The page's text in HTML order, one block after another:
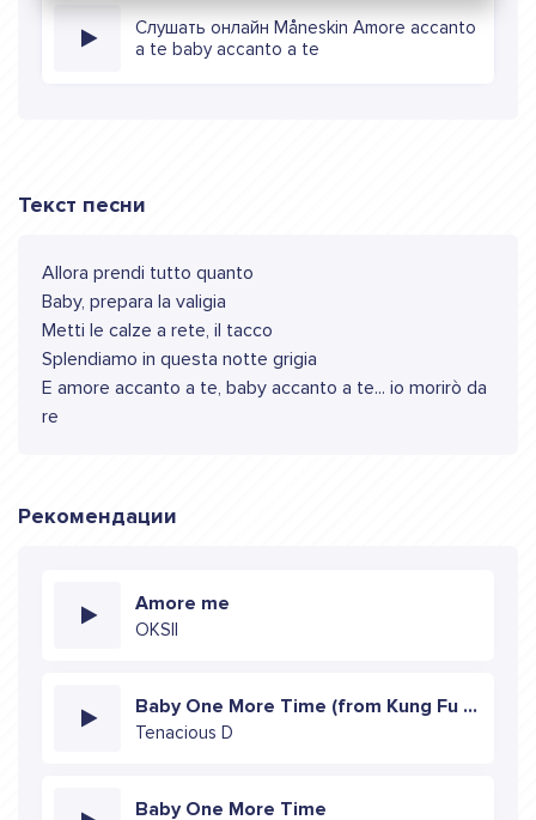
Слушать онлайн Måneskin Amore accanto
a te baby accanto a te
Текст песни
Allora prendi tutto quanto
Baby, prepara la valigia
Metti le calze a rete, il tacco
Splendiamo in questa notte grigia
E amore accanto a te, baby accanto a te... io morirò da
re
Рекомендации
Amore me
OKSII
Baby One More Time (from Kung Fu Panda 4)
Tenacious D
Baby One More Time